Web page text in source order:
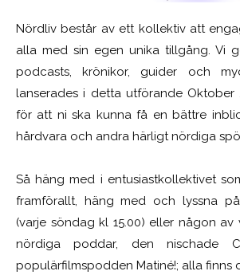
Nördliv består av ett kollektiv att
alla med sin egen unika tillgång. Vi
podcasts, krönikor, guider och
lanserades i detta utförande Oktober
för att ni ska kunna få en bättre
hårdvara och andra härligt nördiga
Så häng med i entusiastkollektivet
framförallt, häng med och lyssna
(varje söndag kl 15.00) eller någon
nördiga poddar, den nischade
populärfilmspodden Matiné!; alla finns